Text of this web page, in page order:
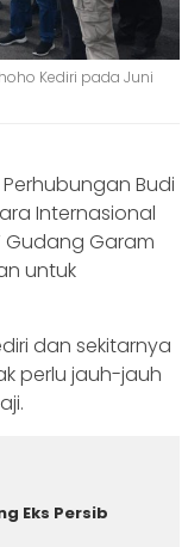
Kediri pada Juni
Budi
Internasional
Gudang Garam
untuk
dan sekitarnya
perlu jauh-jauh
Eks Persib